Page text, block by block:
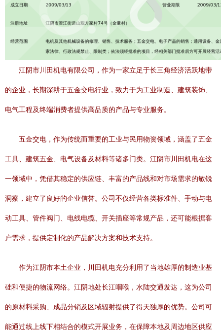
江阴市川田机电有限公司，作为一家立足于长三角经济活跃地带
的企业，长期深耕于五金交电行业，致力于为工业制造、建筑装饰、
电气工程及终端消费者提供高品质的产品与专业服务。
五金交电，作为传统而重要的工业与民用物资领域，涵盖了五金
工具、建筑五金、电气设备及材料等诸多门类。江阴市川田机电在这
一领域中，凭借其稳定的供应链、丰富的产品线和对市场需求的敏锐
洞察，建立了良好的企业信誉。公司不仅经营各类标准件、手动与电
动工具、管件阀门、电线电缆、开关插座等常规产品，还可能根据客
户需求，提供定制化的产品解决方案和技术支持。
作为江阴市本土企业，川田机电充分利用了当地雄厚的制造业基
础和便捷的物流网络。江阴地处长江咽喉，水陆交通发达，这为公司
的原材料采购、成品分销及区域辐射提供了得天独厚的优势。公司可
能通过线上线下相结合的模式开展业务，在保障本地及周边地区供应